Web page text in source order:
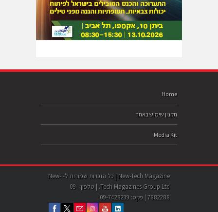
Home
תקנון שימוש באתר
Media Kit
New-Tech Magazine | כל הזכויות שמורות ל- New-
Tech Magazines Group Ltd. | טלפון: 09-
7882288 | פקס: 09-7428299